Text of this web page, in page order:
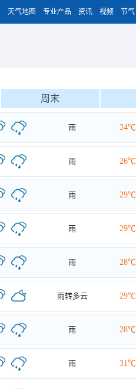
天气地图 专业产品 资讯 视频 节气
周末
雨 24℃
雨 26℃
雨 29℃
雨 29℃
雨 28℃
雨转多云 29℃
雨 28℃
雨 31℃